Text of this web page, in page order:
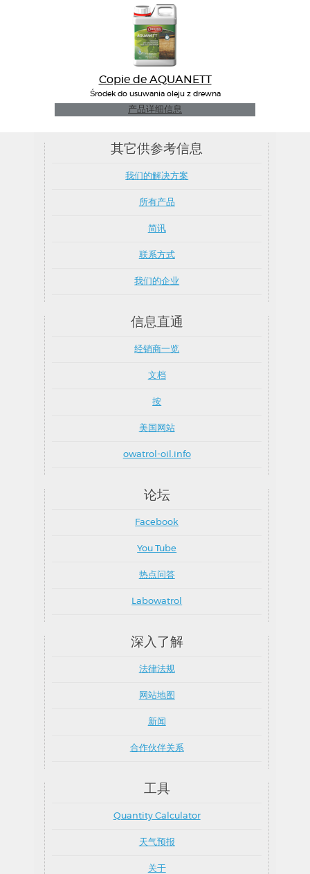
Copie de AQUANETT
Środek do usuwania oleju z drewna
产品详细信息
其它供参考信息
我们的解决方案
所有产品
简讯
联系方式
我们的企业
信息直通
经销商一览
文档
按
美国网站
owatrol-oil.info
论坛
Facebook
You Tube
热点问答
Labowatrol
深入了解
法律法规
网站地图
新闻
合作伙伴关系
工具
Quantity Calculator
天气预报
关于